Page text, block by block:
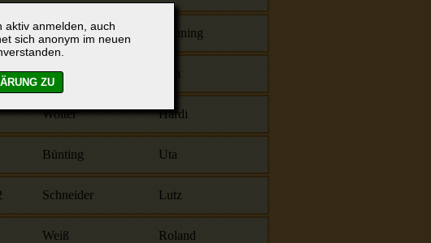
aktiv anmelden, auch
sich anonym im neuen
Mueller Henning
Schwichtenberg
Wolter Hardi
Bünting Uta
Schneider Lutz
Weiß Roland